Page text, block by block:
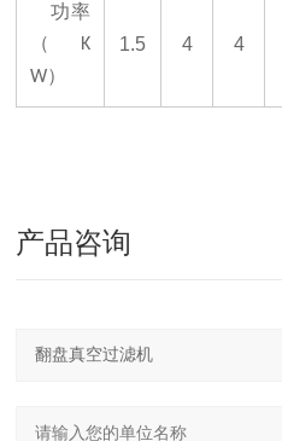
功率
（
K
W）
1.5 4 4
产品咨询